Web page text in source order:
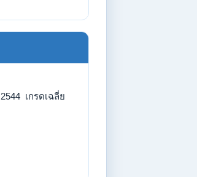
เกรดเฉลี่ย